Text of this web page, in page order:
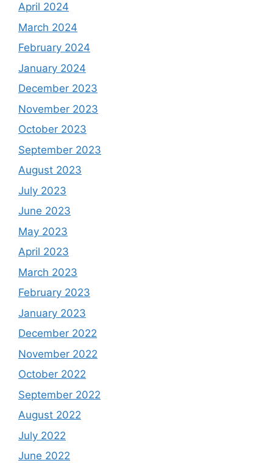
April 2024
March 2024
February 2024
January 2024
December 2023
November 2023
October 2023
September 2023
August 2023
July 2023
June 2023
May 2023
April 2023
March 2023
February 2023
January 2023
December 2022
November 2022
October 2022
September 2022
August 2022
July 2022
June 2022